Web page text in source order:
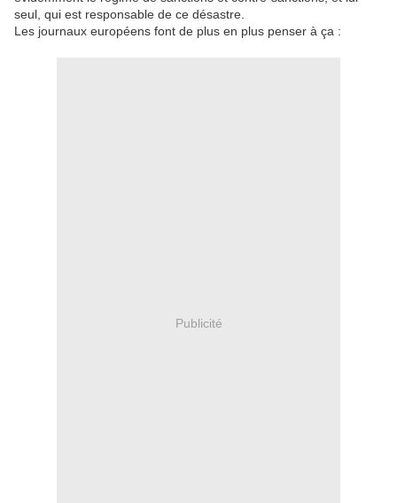
seul, qui est responsable de ce désastre.
Les journaux européens font de plus en plus penser à ça :
Publicité